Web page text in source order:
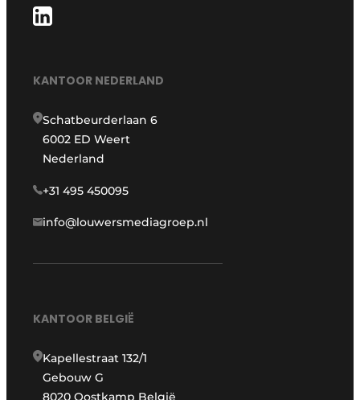
KANTOOR NEDERLAND
Schatbeurderlaan 6
6002 ED Weert
Nederland
+31 495 450095
info@louwersmediagroep.nl
KANTOOR BELGIË
Kapellestraat 132/1
Gebouw G
8020 Oostkamp België